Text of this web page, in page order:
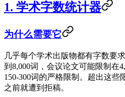
1. 学术字数统计器
为什么需要它
几乎每个学术出版物都有字数要
到8,000词，会议论文可能限制在
150-300词的严格限制。超出这些
之前就遭到拒稿。